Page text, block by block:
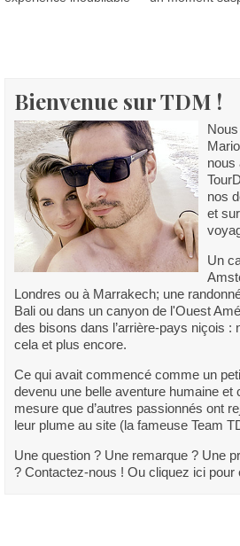
Bienvenue sur TDM !
nous
nos
et
Un
Londres ou à Marrakech; une
Bali ou dans un canyon de l'Ouest
des bisons dans l’arrière-pays niçois :
cela et plus encore.
Ce qui avait commencé comme un
devenu une belle aventure humaine et
mesure que d’autres passionnés ont
leur plume au site (la fameuse Team
Une question ? Une remarque ? Une
? Contactez-nous ! Ou cliquez ici